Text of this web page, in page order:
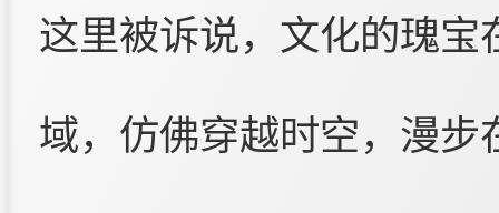
这里被诉说，文化的瑰
域，仿佛穿越时空，漫步